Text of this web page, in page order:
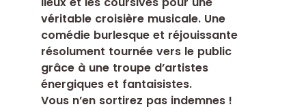
véritable croisière musicale. Une
comédie burlesque et réjouissante
résolument tournée vers le public
grâce à une troupe d’artistes
énergiques et fantaisistes.
Vous n’en sortirez pas indemnes !